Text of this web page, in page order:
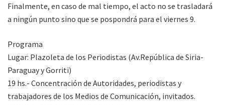
Finalmente, en caso de mal tiempo, el acto no se trasladará
a ningún punto sino que se pospondrá para el viernes 9.
Programa
Lugar: Plazoleta de los Periodistas (Av.República de Siria-
Paraguay y Gorriti)
19 hs.- Concentración de Autoridades, periodistas y
trabajadores de los Medios de Comunicación, invitados.